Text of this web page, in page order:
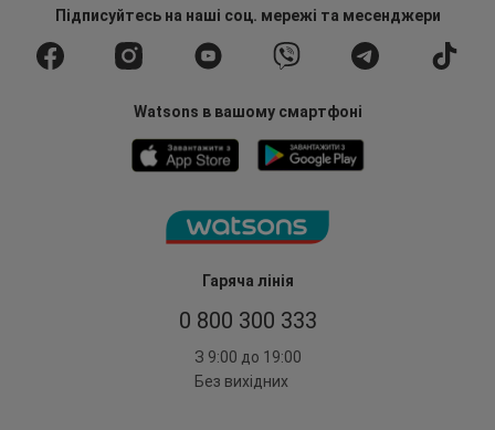
Гаряча лінія
0 800 300 333
З 9:00 до 19:00
Без вихідних
Підписуйтесьна наші соц. мережі та месенджери
Watsons в вашому смартфоні